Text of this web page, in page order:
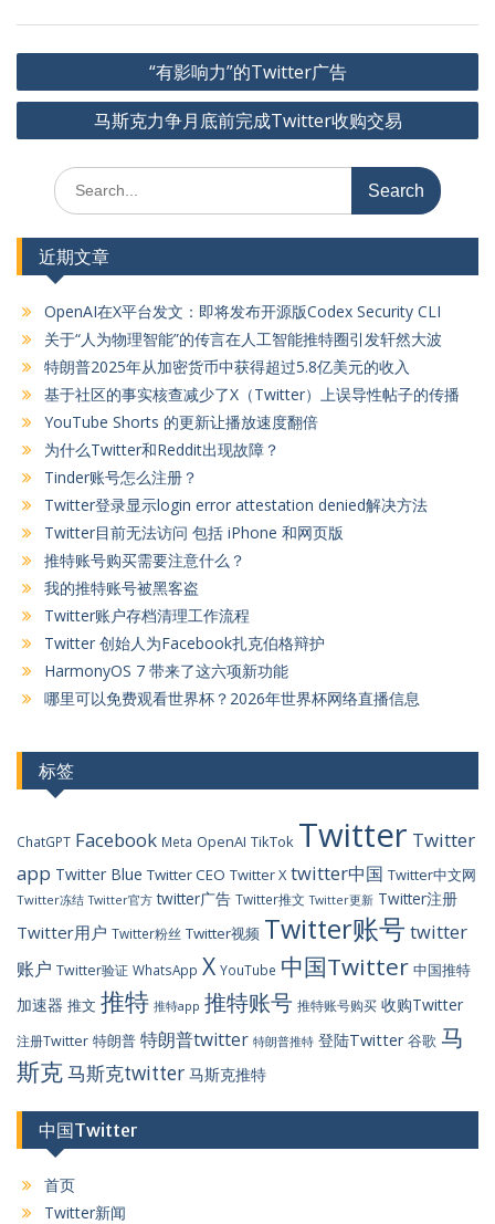
文
章
“有影响力”的Twitter广告
马斯克力争月底前完成Twitter收购交易
Search
for:
近期文章
OpenAI在X平台发文：即将发布开源版Codex Security CLI
关于“人为物理智能”的传言在人工智能推特圈引发轩然大波
特朗普2025年从加密货币中获得超过5.8亿美元的收入
基于社区的事实核查减少了X（Twitter）上误导性帖子的传播
YouTube Shorts 的更新让播放速度翻倍
为什么Twitter和Reddit出现故障？
Tinder账号怎么注册？
Twitter登录显示login error attestation denied解决方法
Twitter目前无法访问 包括 iPhone 和网页版
推特账号购买需要注意什么？
我的推特账号被黑客盗
Twitter账户存档清理工作流程
Twitter 创始人为Facebook扎克伯格辩护
HarmonyOS 7 带来了这六项新功能
哪里可以免费观看世界杯？2026年世界杯网络直播信息
标签
ChatGPT Facebook Meta OpenAI TikTok Twitter Twitter
app Twitter Blue Twitter CEO Twitter X twitter中国 Twitter中文网
Twitter冻结 Twitter官方 twitter广告 Twitter推文 Twitter更新 Twitter注册
Twitter用户 Twitter粉丝 Twitter视频 Twitter账号 twitter
账户 Twitter验证 WhatsApp X YouTube 中国Twitter 中国推特
加速器 推文 推特 推特app 推特账号 推特账号购买 收购Twitter
注册Twitter 特朗普 特朗普twitter 特朗普推特 登陆Twitter 谷歌 马
斯克马斯克twitter 马斯克推特
中国Twitter
首页
Twitter新闻